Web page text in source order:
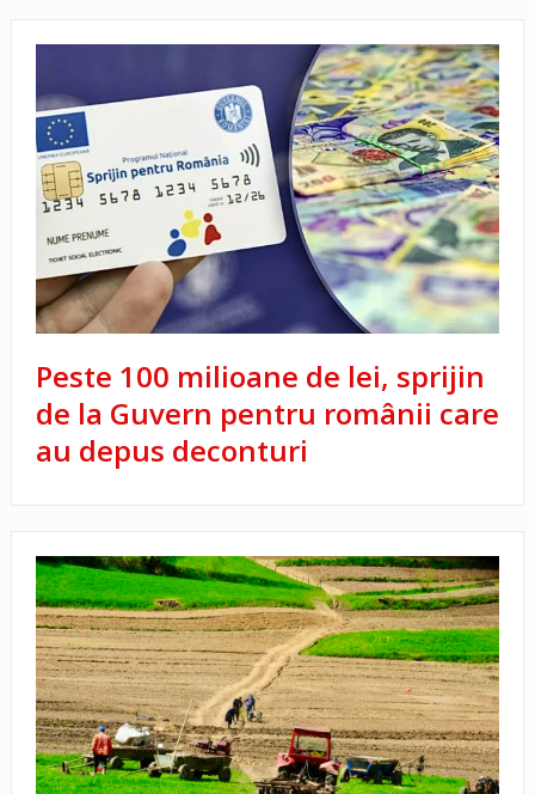
Peste 100 milioane de lei, sprijin
de la Guvern pentru românii care
au depus deconturi